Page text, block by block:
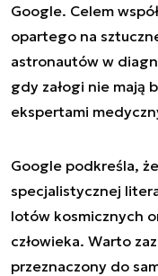
Google. Celem
opartego na
astronautów w
gdy załogi nie mają
ekspertami
Google podkreśla,
specjalistycznej
lotów kosmicznych
człowieka. Warto
przeznaczony do